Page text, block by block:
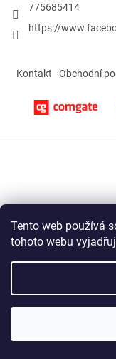
Tento web používá
tohoto webu
775685414
https://
Kontakt Obchodní
Copyright 2026
×
Splátková